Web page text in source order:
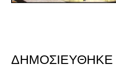
ΔΗΜΟΣΙΕΎΘΗΚΕ